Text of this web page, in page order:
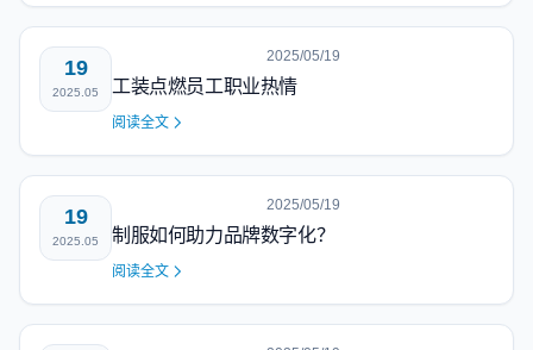
19
2025.05
2025/05/19
工装点燃员工职业热情
阅读全文
19
2025.05
2025/05/19
制服如何助力品牌数字化？
阅读全文